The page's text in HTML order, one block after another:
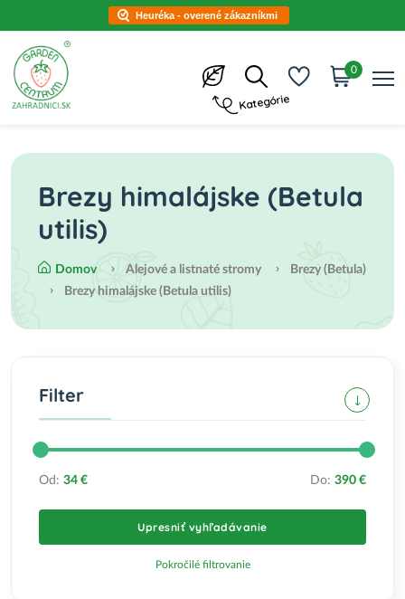
Heuréka - overené zákazníkmi
Kategórie
0
Brezy himalájske (Betula
utilis)
Domov Alejové a listnaté stromy
Brezy (Betula)
Brezy himalájske (Betula utilis)
Filter
Od: 34 € Do: 390 €
Upresniť vyhľadávanie
Pokročilé filtrovanie